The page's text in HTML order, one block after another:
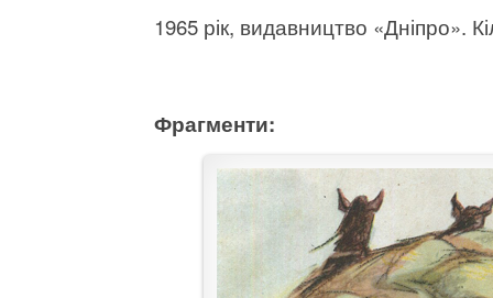
1965 рік, видавництво «Дніпро».
Фрагменти: